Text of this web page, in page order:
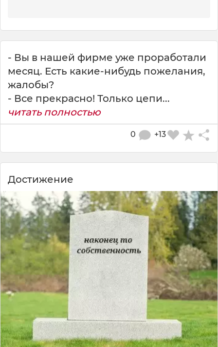
- Вы в нашей фирме уже проработали
месяц. Есть какие-нибудь пожелания,
жалобы?
- Все прекрасно! Только цепи...
читать полностью
+13
0
Достижение